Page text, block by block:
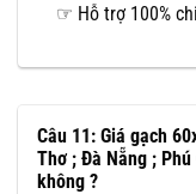
☞ Hỗ trợ 100%
Câu 11: Giá gạch
Thơ ; Đà Nẵng ;
không ?